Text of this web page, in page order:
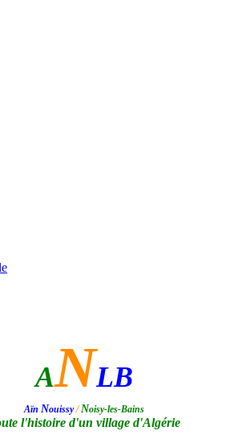
ANLB
Aïn Nouissy/Noisy-les-Bains
l'histoire d'un village d'Algérie